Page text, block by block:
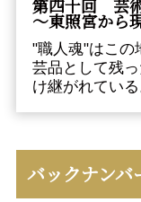
第四十回 芸
～東照宮から
"職人魂"はこの
芸品として残
け継がれている
バックナンバ